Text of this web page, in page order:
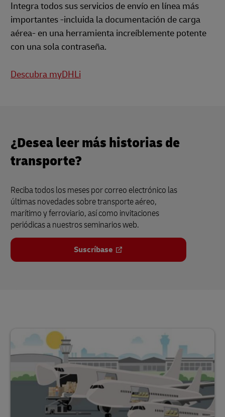
Integra todos sus servicios de envío en línea más
importantes -incluida la documentación de carga
aérea- en una herramienta increíblemente potente
con una sola contraseña.
Descubra myDHLi
¿Desea leer más historias de
transporte?
Reciba todos los meses por correo electrónico las
últimas novedades sobre transporte aéreo,
marítimo y ferroviario, así como invitaciones
periódicas a nuestros seminarios web.
Suscríbase